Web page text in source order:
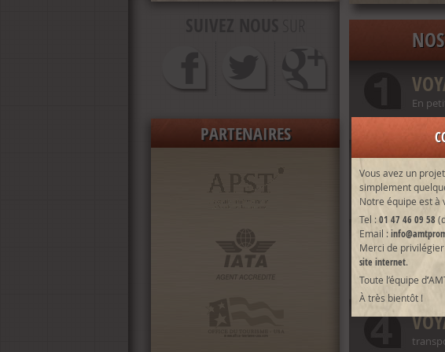
PARTENAIRES
En
en
en
Vous avez un
simplement
Notre équipe est à
Tel :01 47 46 09 58
Email :
Merci de
site internet.
Toute l’équipe d’
À très bientôt !